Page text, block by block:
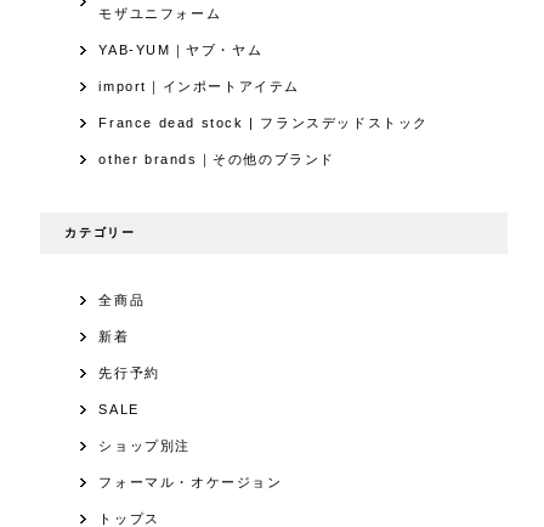
モザユニフォーム
YAB-YUM｜ヤブ・ヤム
import｜インポートアイテム
France dead stock | フランスデッドストック
other brands｜その他のブランド
カテゴリー
全商品
新着
先行予約
SALE
ショップ別注
フォーマル・オケージョン
トップス